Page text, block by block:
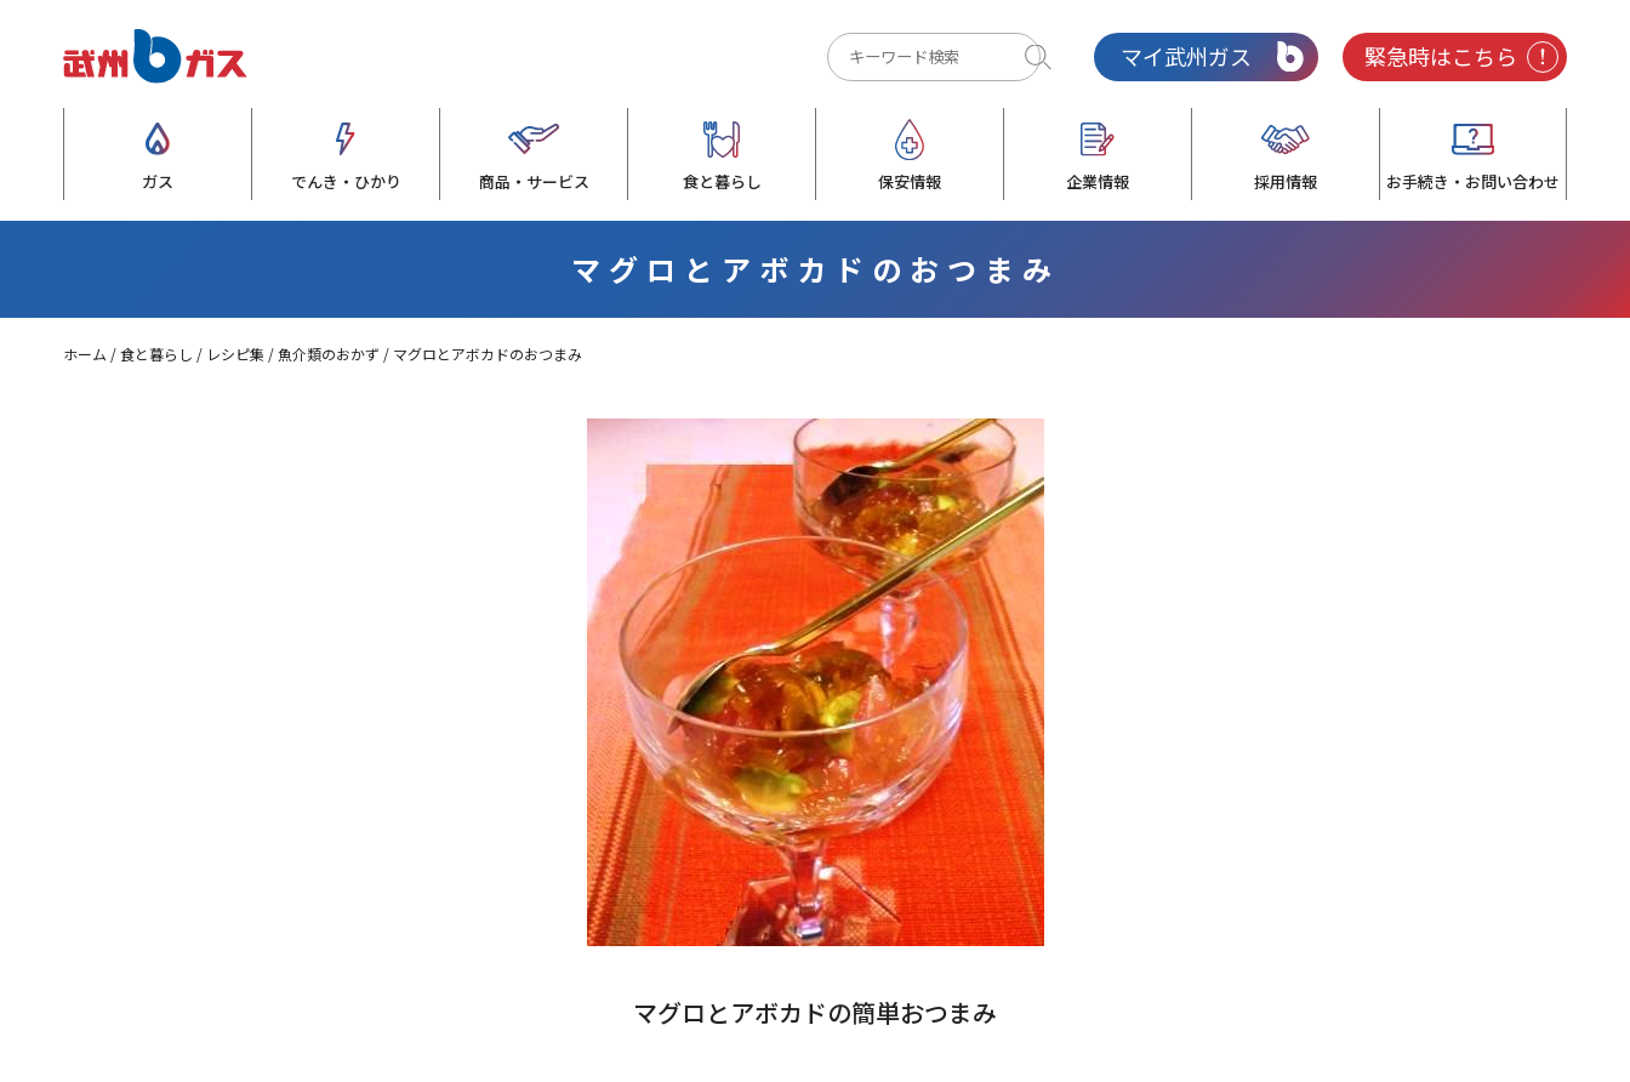
マイ武州ガス 緊急時はこちら
ガス でんき・ひかり 商品・サービス 食と暮らし 保安情報 企業情報 採用情報 お手続き・お問い合わせ
マグロとアボカドのおつまみ
ホーム 食と暮らし レシピ集 魚介類のおかず マグロとアボカドのおつまみ
マグロとアボカドの簡単おつまみ